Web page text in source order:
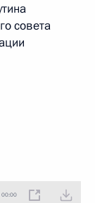
совета
00:00